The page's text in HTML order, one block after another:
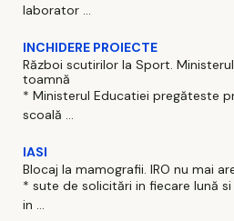
laborator ...
INCHIDERE PROIECTE
Război scutirilor la Sport.
toamnă
* Ministerul Educatiei pregăteste
scoală ...
IASI
Blocaj la mamografii. IRO nu mai
* sute de solicitări in fiecare lună
in ...